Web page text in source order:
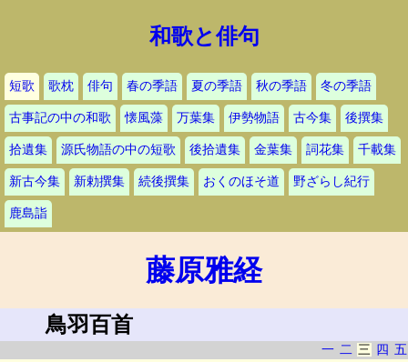
和歌と俳句
短歌 歌枕 俳句 春の季語 夏の季語 秋の季語 冬の季語
古事記の中の和歌 懐風藻 万葉集 伊勢物語 古今集 後撰集
拾遺集 源氏物語の中の短歌 後拾遺集 金葉集 詞花集 千載集
新古今集 新勅撰集 続後撰集 おくのほそ道 野ざらし紀行
鹿島詣
藤原雅経
鳥羽百首
一 二 三 四 五